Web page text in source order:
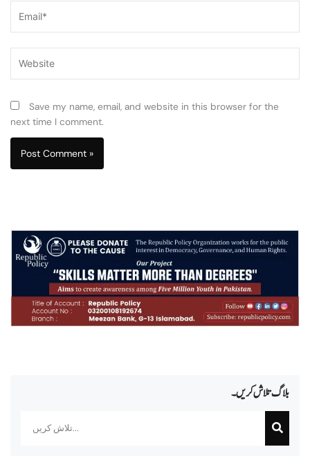
بلاگ تلاش کریں۔
Save my name, email, and website in this browser for the
next time I comment.